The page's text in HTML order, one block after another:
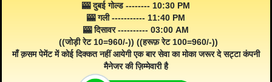
🎰 दुबई गोल्ड -------- 10:30 PM
🎰 गली ----------- 11:40 PM
🎰 दिसावर ---------- 03:00 AM
((जोड़ी रेट 10=960/-)) ((हरूफ़ रेट 100=960/-))
माँ क़सम पेमेंट में कोई दिक्कत नहीं आयेगी एक बार सेवा का मोका जरूर दे सट्टा कंपनी
मैनेजर की ज़िम्मेवारी है